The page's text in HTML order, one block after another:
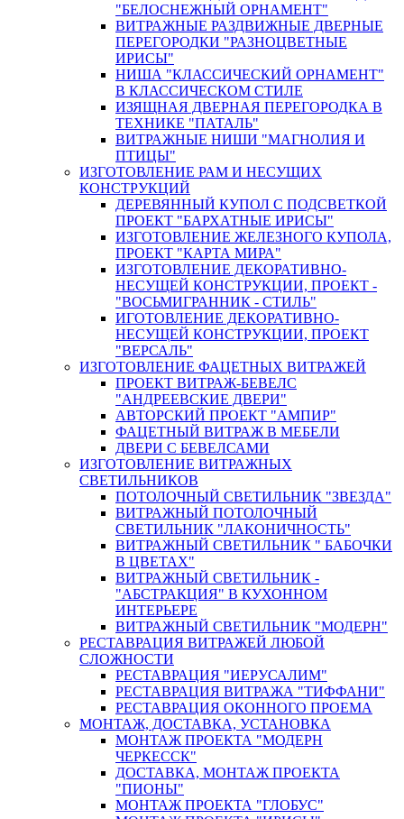
"БЕЛОСНЕЖНЫЙ ОРНАМЕНТ"
ВИТРАЖНЫЕ РАЗДВИЖНЫЕ ДВЕРНЫЕ
ПЕРЕГОРОДКИ "РАЗНОЦВЕТНЫЕ
ИРИСЫ"
НИША "КЛАССИЧЕСКИЙ ОРНАМЕНТ"
В КЛАССИЧЕСКОМ СТИЛЕ
ИЗЯЩНАЯ ДВЕРНАЯ ПЕРЕГОРОДКА В
ТЕХНИКЕ "ПАТАЛЬ"
ВИТРАЖНЫЕ НИШИ "МАГНОЛИЯ И
ПТИЦЫ"
ИЗГОТОВЛЕНИЕ РАМ И НЕСУЩИХ
КОНСТРУКЦИЙ
ДЕРЕВЯННЫЙ КУПОЛ С ПОДСВЕТКОЙ
ПРОЕКТ "БАРХАТНЫЕ ИРИСЫ"
ИЗГОТОВЛЕНИЕ ЖЕЛЕЗНОГО КУПОЛА,
ПРОЕКТ "КАРТА МИРА"
ИЗГОТОВЛЕНИЕ ДЕКОРАТИВНО-
НЕСУЩЕЙ КОНСТРУКЦИИ, ПРОЕКТ -
"ВОСЬМИГРАННИК - СТИЛЬ"
ИГОТОВЛЕНИЕ ДЕКОРАТИВНО-
НЕСУЩЕЙ КОНСТРУКЦИИ, ПРОЕКТ
"ВЕРСАЛЬ"
ИЗГОТОВЛЕНИЕ ФАЦЕТНЫХ ВИТРАЖЕЙ
ПРОЕКТ ВИТРАЖ-БЕВЕЛС
"АНДРЕЕВСКИЕ ДВЕРИ"
АВТОРСКИЙ ПРОЕКТ "АМПИР"
ФАЦЕТНЫЙ ВИТРАЖ В МЕБЕЛИ
ДВЕРИ С БЕВЕЛСАМИ
ИЗГОТОВЛЕНИЕ ВИТРАЖНЫХ
СВЕТИЛЬНИКОВ
ПОТОЛОЧНЫЙ СВЕТИЛЬНИК "ЗВЕЗДА"
ВИТРАЖНЫЙ ПОТОЛОЧНЫЙ
СВЕТИЛЬНИК "ЛАКОНИЧНОСТЬ"
ВИТРАЖНЫЙ СВЕТИЛЬНИК " БАБОЧКИ
В ЦВЕТАХ"
ВИТРАЖНЫЙ СВЕТИЛЬНИК -
"АБСТРАКЦИЯ" В КУХОННОМ
ИНТЕРЬЕРЕ
ВИТРАЖНЫЙ СВЕТИЛЬНИК "МОДЕРН"
РЕСТАВРАЦИЯ ВИТРАЖЕЙ ЛЮБОЙ
СЛОЖНОСТИ
РЕСТАВРАЦИЯ "ИЕРУСАЛИМ"
РЕСТАВРАЦИЯ ВИТРАЖА "ТИФФАНИ"
РЕСТАВРАЦИЯ ОКОННОГО ПРОЕМА
МОНТАЖ, ДОСТАВКА, УСТАНОВКА
МОНТАЖ ПРОЕКТА "МОДЕРН
ЧЕРКЕССК"
ДОСТАВКА, МОНТАЖ ПРОЕКТА
"ПИОНЫ"
МОНТАЖ ПРОЕКТА "ГЛОБУС"